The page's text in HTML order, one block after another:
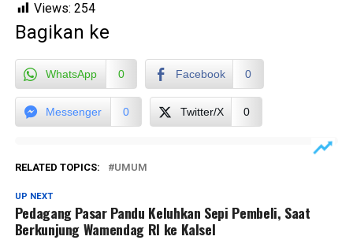
Views: 254
Bagikan ke
WhatsApp 0 Facebook 0
Messenger 0 Twitter/X 0
RELATED TOPICS: UMUM
UP NEXT
Pedagang Pasar Pandu Keluhkan Sepi Pembeli, Saat
Berkunjung Wamendag RI ke Kalsel